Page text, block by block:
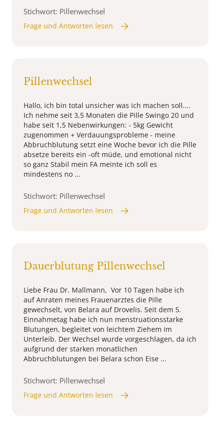
Stichwort: Pillenwechsel
Frage und Antworten lesen
Pillenwechsel
Hallo, ich bin total unsicher was ich machen soll....
Ich nehme seit 3,5 Monaten die Pille Swingo 20 und
habe seit 1,5 Nebenwirkungen: - 5kg Gewicht
zugenommen + Verdauungsprobleme - meine
Abbruchblutung setzt eine Woche bevor ich die Pille
absetze bereits ein -oft müde, und emotional nicht
so ganz Stabil mein FA meinte ich soll es
mindestens no ...
Stichwort: Pillenwechsel
Frage und Antworten lesen
Dauerblutung Pillenwechsel
Liebe Frau Dr. Mallmann, Vor 10 Tagen habe ich
auf Anraten meines Frauenarztes die Pille
gewechselt, von Belara auf Drovelis. Seit dem 5.
Einnahmetag habe ich nun menstruationsstarke
Blutungen, begleitet von leichtem Ziehem im
Unterleib. Der Wechsel wurde vorgeschlagen, da ich
aufgrund der starken monatlichen
Abbruchblutungen bei Belara schon Eise ...
Stichwort: Pillenwechsel
Frage und Antworten lesen